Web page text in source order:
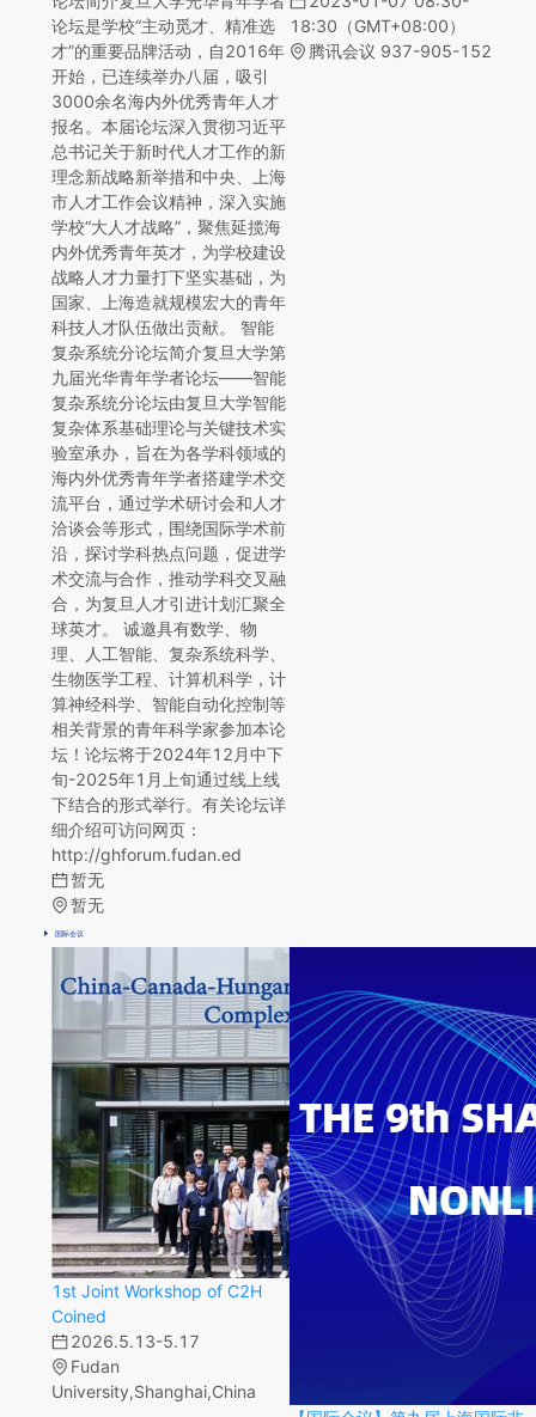
【学术讲座】交替多线性张量分解：模型、算法、性质及应用
吴海龙 教授
复旦大学智能复杂体系实验室1001会议室（国权路579号C栋）
2026年6月18日 16:00-17:30
论坛是学校“主动觅才、精准选
才”的重要品牌活动，自2016年
开始，已连续举办八届，吸引
3000余名海内外优秀青年人才
报名。本届论坛深入贯彻习近平
总书记关于新时代人才工作的新
理念新战略新举措和中央、上海
市人才工作会议精神，深入实施
学校“大人才战略”，聚焦延揽海
内外优秀青年英才，为学校建设
战略人才力量打下坚实基础，为
国家、上海造就规模宏大的青年
科技人才队伍做出贡献。 智能
复杂系统分论坛简介复旦大学第
九届光华青年学者论坛——智能
复杂系统分论坛由复旦大学智能
复杂体系基础理论与关键技术实
验室承办，旨在为各学科领域的
海内外优秀青年学者搭建学术交
流平台，通过学术研讨会和人才
洽谈会等形式，围绕国际学术前
沿，探讨学科热点问题，促进学
术交流与合作，推动学科交叉融
合，为复旦人才引进计划汇聚全
球英才。 诚邀具有数学、物
理、人工智能、复杂系统科学、
生物医学工程、计算机科学，计
算神经科学、智能自动化控制等
相关背景的青年科学家参加本论
坛！论坛将于2024年12月中下
旬-2025年1月上旬通过线上线
下结合的形式举行。有关论坛详
细介绍可访问网页：
http://ghforum.fudan.ed
暂无
暂无
18:30（GMT+08:00）
腾讯会议 937-905-152
国际会议
1st Joint Workshop of C2H
Coined
2026.5.13-5.17
Fudan
University,Shanghai,China